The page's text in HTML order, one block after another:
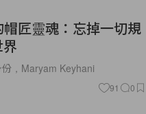
匠靈魂：忘掉一切規
，Maryam Keyhani
91 0